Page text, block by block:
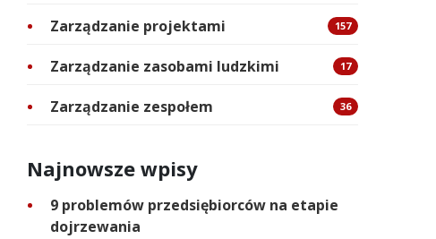
Zarządzanie projektami 157
Zarządzanie zasobami ludzkimi 17
Zarządzanie zespołem 36
Najnowsze wpisy
9 problemów przedsiębiorców na etapie
dojrzewania